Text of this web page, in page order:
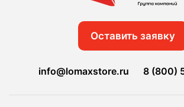
Оставить заявку
info@lomaxstore.ru 8 (800)